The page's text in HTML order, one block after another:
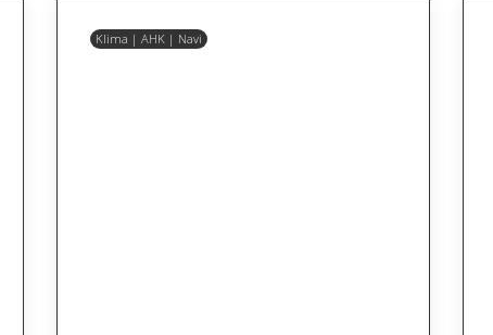
Klima | AHK | Navi